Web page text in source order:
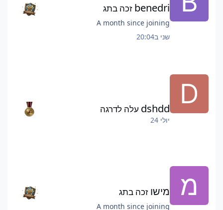
benedri זכה בתג
A month since joining
שני ב20:04
dshdd עלה לדרגה
יולי 24
מישו זכה בתג
A month since joining